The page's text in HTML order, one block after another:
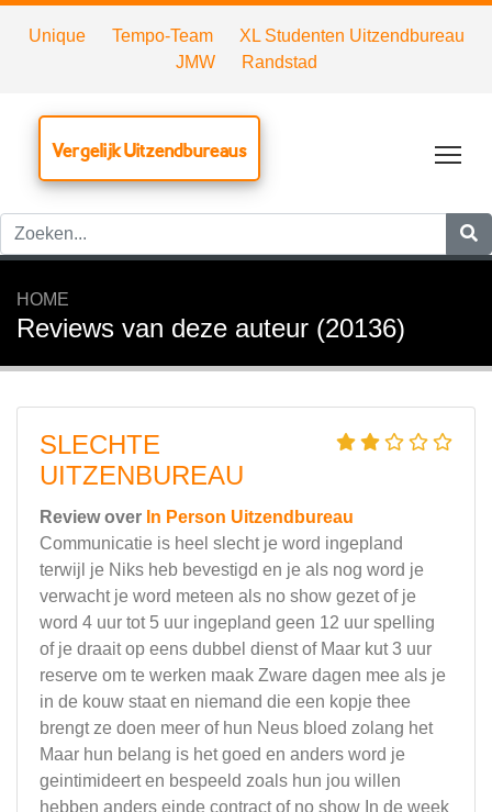
Unique Tempo-Team
XL Studenten Uitzendbureau
JMW
Randstad
Vergelijk Uitzendbureaus
HOME
Reviews van deze auteur (20136)
SLECHTE
UITZENBUREAU
Review over In Person Uitzendbureau
Communicatie is heel slecht je word ingepland
terwijl je Niks heb bevestigd en je als nog word je
verwacht je word meteen als no show gezet of je
word 4 uur tot 5 uur ingepland geen 12 uur spelling
of je draait op eens dubbel dienst of Maar kut 3 uur
reserve om te werken maak Zware dagen mee als je
in de kouw staat en niemand die een kopje thee
brengt ze doen meer of hun Neus bloed zolang het
Maar hun belang is het goed en anders word je
geintimideert en bespeeld zoals hun jou willen
hebben anders einde contract of no show In de week